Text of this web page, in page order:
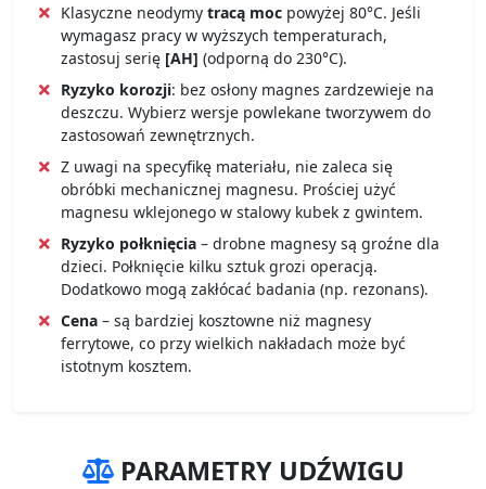
Klasyczne neodymy tracą moc powyżej 80°C. Jeśli
wymagasz pracy w wyższych temperaturach,
zastosuj serię [AH] (odporną do 230°C).
Ryzyko korozji: bez osłony magnes zardzewieje na
deszczu. Wybierz wersje powlekane tworzywem do
zastosowań zewnętrznych.
Z uwagi na specyfikę materiału, nie zaleca się
obróbki mechanicznej magnesu. Prościej użyć
magnesu wklejonego w stalowy kubek z gwintem.
Ryzyko połknięcia – drobne magnesy są groźne dla
dzieci. Połknięcie kilku sztuk grozi operacją.
Dodatkowo mogą zakłócać badania (np. rezonans).
Cena – są bardziej kosztowne niż magnesy
ferrytowe, co przy wielkich nakładach może być
istotnym kosztem.
PARAMETRY UDŹWIGU